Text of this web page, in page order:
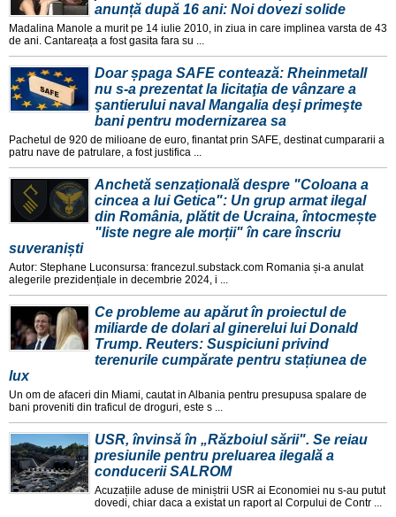
anunță după 16 ani: Noi dovezi solide
Madalina Manole a murit pe 14 iulie 2010, in ziua in care implinea varsta de 43
de ani. Cantareața a fost gasita fara su ...
Doar șpaga SAFE contează: Rheinmetall
nu s-a prezentat la licitaţia de vânzare a
şantierului naval Mangalia deşi primeşte
bani pentru modernizarea sa
Pachetul de 920 de milioane de euro, finantat prin SAFE, destinat cumpararii a
patru nave de patrulare, a fost justifica ...
Anchetă senzațională despre "Coloana a
cincea a lui Getica": Un grup armat ilegal
din România, plătit de Ucraina, întocmește
"liste negre ale morții" în care înscriu
suveraniști
Autor: Stephane Luconsursa: francezul.substack.com Romania și-a anulat
alegerile prezidențiale in decembrie 2024, i ...
Ce probleme au apărut în proiectul de
miliarde de dolari al ginerelui lui Donald
Trump. Reuters: Suspiciuni privind
terenurile cumpărate pentru stațiunea de
lux
Un om de afaceri din Miami, cautat in Albania pentru presupusa spalare de
bani proveniti din traficul de droguri, este s ...
USR, învinsă în „Războiul sării". Se reiau
presiunile pentru preluarea ilegală a
conducerii SALROM
Acuzațiile aduse de miniștrii USR ai Economiei nu s-au putut
dovedi, chiar daca a existat un raport al Corpului de Contr ...